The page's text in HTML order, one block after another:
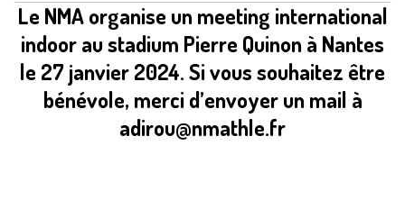
Le NMA organise unmeeting international
indoor au stadium Pierre Quinon à Nantes
le 27 janvier 2024. Si vous souhaitez être
bénévole, merci d’envoyer un mail à
adirou@nmathle.fr